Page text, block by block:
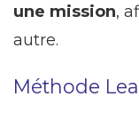
une mission,
autre.
Méthode